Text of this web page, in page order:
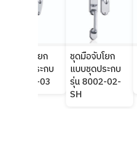
ชุดมือจับโยก
แบบชุดประกบ
รุ่น 8003-03
ชุดมือจับโยก
แบบชุดประกบ
รุ่น 8002-02-
SH